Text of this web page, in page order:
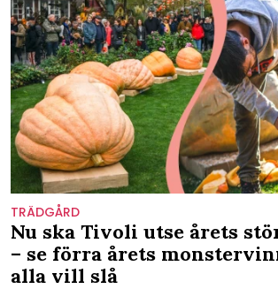
TRÄDGÅRD
Nu ska Tivoli utse årets
– se förra årets
alla vill slå